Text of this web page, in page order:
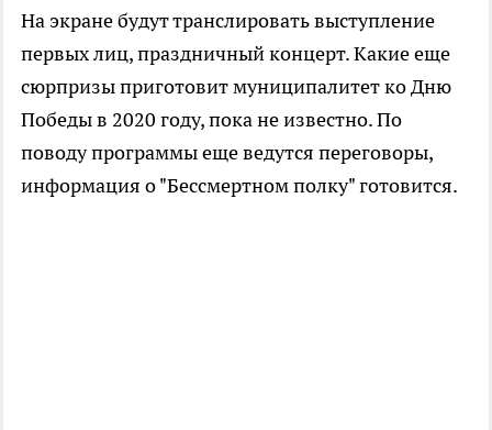
На экране будут транслировать выступление
первых лиц, праздничный концерт. Какие еще
сюрпризы приготовит муниципалитет ко Дню
Победы в 2020 году, пока не известно. По
поводу программы еще ведутся переговоры,
информация о "Бессмертном полку" готовится.